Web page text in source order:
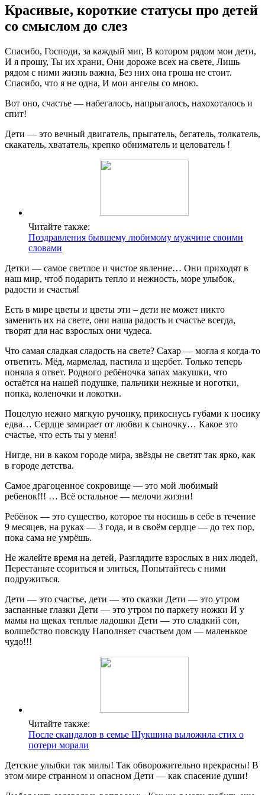
Красивые, короткие статусы про детей
со смыслом до слез
Спасибо, Господи, за каждый миг, В котором рядом мои дети,
И я прошу, Ты их храни, Они дороже всех на свете, Лишь
рядом с ними жизнь важна, Без них она гроша не стоит.
Спасибо, что я не одна, И мои ангелы со мною.
Вот оно, счастье — набегалось, напрыгалось, нахохоталось и
спит!
Дети — это вечный двигатель, прыгатель, бегатель, толкатель,
скакатель, хвататель, крепко обниматель и целователь !
Читайте также:
Поздравления бывшему любимому мужчине своими
словами
Детки — самое светлое и чистое явление… Они приходят в
наш мир, чтоб подарить тепло и нежность, море улыбок,
радости и счастья!
Есть в мире цветы и цветы эти – дети не может никто
заменить их на свете, они наша радость и счастье всегда,
творят для нас взрослых они чудеса.
Что самая сладкая сладость на свете? Сахар — могла я когда-то
ответить. Мёд, мармелад, пастила и щербет. Только теперь
поняла я ответ. Родного ребёночка запах макушки, что
остаётся на нашей подушке, пальчики нежные и ноготки,
попка, коленочки и локотки.
Поцелую нежно мягкую ручонку, прикоснусь губами к носику
едва… Сердце замирает от любви к сыночку… Какое это
счастье, что есть ты у меня!
Нигде, ни в каком городе мира, звёзды не светят так ярко, как
в городе детства.
Самое драгоценное сокровище — это мой любимый
ребенок!!! … Всё остальное — мелочи жизни!
Ребёнок — это существо, которое ты носишь в себе в течение
9 месяцев, на руках — 3 года, и в своём сердце — до тех пор,
пока сама не умрёшь.
Не жалейте время на детей, Разглядите взрослых в них людей,
Перестаньте ссориться и злиться, Попытайтесь с ними
подружиться.
Дети — это счастье, дети — это сказки Дети — это утром
заспанные глазки Дети — это утром по паркету ножки И у
мамы на щеках теплые ладошки Дети — это сладкий сон,
волшебство повсюду Наполняет счастьем дом — маленькое
чудо!!!
Читайте также:
После скандалов в семье Шукшина выложила стих о
потери морали
Детские улыбки так милы! Так обворожительно прекрасны! В
этом мире странном и опасном Дети — как спасение души!